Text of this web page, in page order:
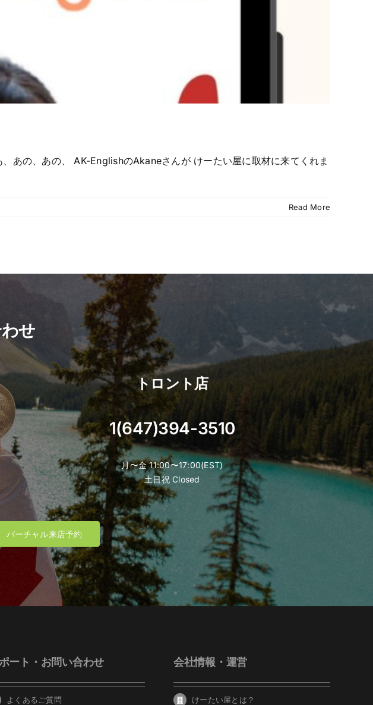
あの、あの、 AK-EnglishのAkaneさんが けーたい屋に取材に来てくれま
Read More
せ
トロント店
1(647)394-3510
月〜金 11:00〜17:00(EST)
土日祝 Closed
バーチャル来店予約
ート・お問い合わせ
よくあるご質問
会社情報・運営
けーたい屋とは？